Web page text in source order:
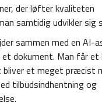
der løfter kvaliteten
samtidig udvikler sig
sammen med en
et dokument. Man får
et meget præcist
tilbudsindhentning og